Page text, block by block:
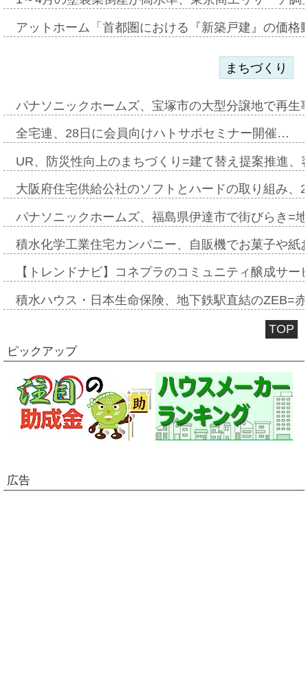
アットホーム「首都圏における『新築戸建』の価
まちづくり
パナソニックホームズ、宝塚市の大型分譲地で再
全宅連、28日に会員向けハトサポセミナー開催…
UR、防災性向上のまちづくり=建て替え提案推進
大阪府住宅供給公社のソフトとハードの取り組み
パナソニックホームズ、福島県伊達市で街びらき=
積水化学工業住宅カンパニー、自販機でお菓子や
【トレンドナビ】コネプラのコミュニティ醸成サ
積水ハウス・日本生命保険、地下鉄駅直結のZEB=
TOP
ピックアップ
広告